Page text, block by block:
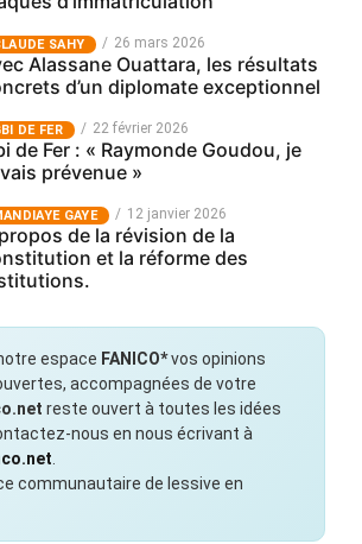
SAHY 26 mars 2026
Alassane Ouattara, les résultats
d’un diplomate exceptionnel
DE FER 22 février 2026
de Fer : « Raymonde Goudou, je
prévenue »
GAYE 12 janvier 2026
de la révision de la
et la réforme des
espace FANICO*vos opinions
accompagnées de votre
reste ouvert à toutes les idées
nous en nous écrivant à
communautaire de lessive en